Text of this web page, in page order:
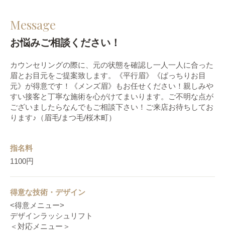
Message
お悩みご相談ください！
カウンセリングの際に、元の状態を確認し一人一人に合った
眉とお目元をご提案致します。《平行眉》《ぱっちりお目
元》が得意です！《メンズ眉》もお任せください！親しみや
すい接客と丁寧な施術を心がけてまいります。ご不明な点が
ございましたらなんでもご相談下さい！ご来店お待ちしてお
ります♪（眉毛/まつ毛/桜木町）
指名料
1100円
得意な技術・デザイン
<得意メニュー>
デザインラッシュリフト
＜対応メニュー＞